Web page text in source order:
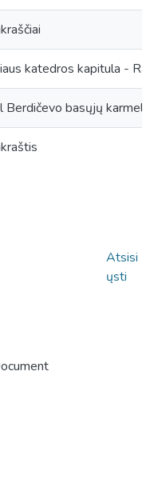
katedros kapitula -
Berdičevo basųjų
Atsisi
ųsti